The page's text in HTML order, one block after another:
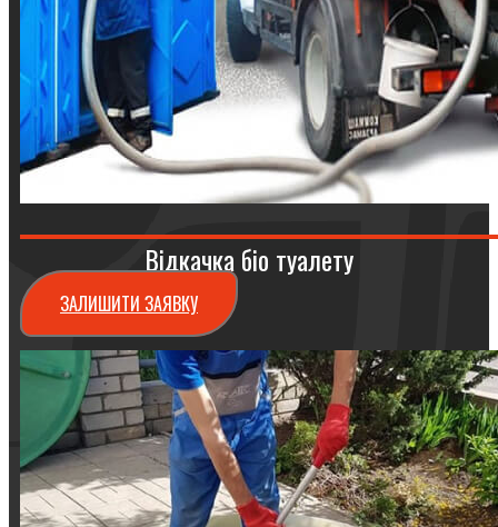
Відкачка біо туалету
ЗАЛИШИТИ ЗАЯВКУ